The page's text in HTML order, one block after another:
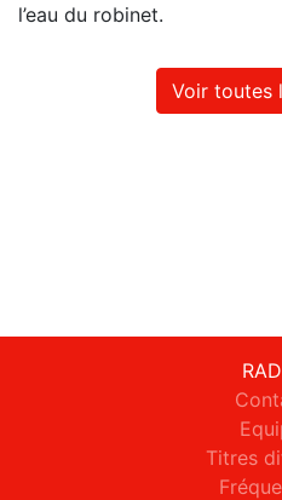
l’eau du robinet.
Voir toutes
Titres